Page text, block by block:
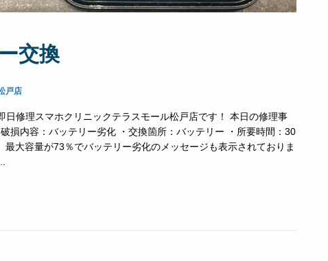
交換
戸店
日修理スマホクリニックテラスモール松戸店です！ 本日の修理事
内容：バッテリー劣化 ・交換箇所：バッテリー ・所要時間：30
大容量が73％でバッテリー劣化のメッセージも表示されておりま